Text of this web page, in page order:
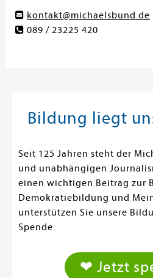
kontakt@michaelsbund.de
089 / 23225 420
Bildung liegt
Seit 125 Jahren steht der
und unabhängigen
einen wichtigen Beitrag zur
Demokratiebildung und
unterstützen Sie unsere
Spende.
❤ Jetzt